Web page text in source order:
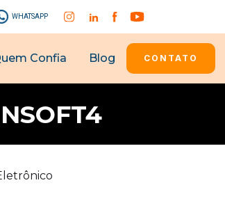
WHATSAPP
Confia Blog CONTATO